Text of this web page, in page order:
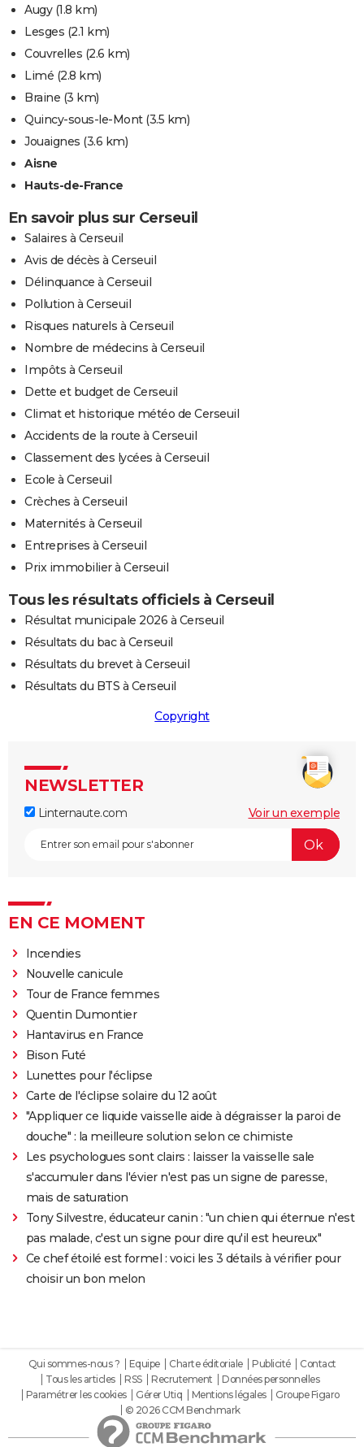
Augy(1.8 km)
Lesges (2.1 km)
Couvrelles (2.6 km)
Limé (2.8 km)
Braine (3 km)
Quincy-sous-le-Mont(3.5 km)
Jouaignes (3.6 km)
Aisne
Hauts-de-France
En savoir plus sur Cerseuil
Salaires à Cerseuil
Avis de décès à Cerseuil
Délinquance à Cerseuil
Pollution à Cerseuil
Risques naturels à Cerseuil
Nombre de médecins à Cerseuil
Impôts à Cerseuil
Dette et budget de Cerseuil
Climat et historique météo de Cerseuil
Accidents de la route à Cerseuil
Classement des lycées à Cerseuil
Ecole à Cerseuil
Crèches à Cerseuil
Maternités à Cerseuil
Entreprises à Cerseuil
Prix immobilier à Cerseuil
Tous les résultats officiels à Cerseuil
Résultat municipale 2026 à Cerseuil
Résultats du bac à Cerseuil
Résultats du brevet à Cerseuil
Résultats du BTS à Cerseuil
Copyright
NEWSLETTER
Linternaute.com Voir un exemple
EN CE MOMENT
Incendies
Nouvelle canicule
Tour de France femmes
Quentin Dumontier
Hantavirus en France
Bison Futé
Lunettes pour l'éclipse
Carte de l'éclipse solaire du 12 août
"Appliquer ce liquide vaisselle aide à dégraisser la paroi de
douche" : la meilleure solution selon ce chimiste
Les psychologues sont clairs : laisser la vaisselle sale
s'accumuler dans l'évier n'est pas un signe de paresse,
mais de saturation
Tony Silvestre, éducateur canin : "un chien qui éternue n'est
pas malade, c'est un signe pour dire qu'il est heureux"
Ce chef étoilé est formel : voici les 3 détails à vérifier pour
choisir un bon melon
Qui sommes-nous ? Equipe Charte éditoriale Publicité
Contact
Tous les articles
RSS Recrutement
Données personnelles
Paramétrer les cookies
Gérer Utiq Mentions légales
Groupe Figaro
© 2026 CCM Benchmark